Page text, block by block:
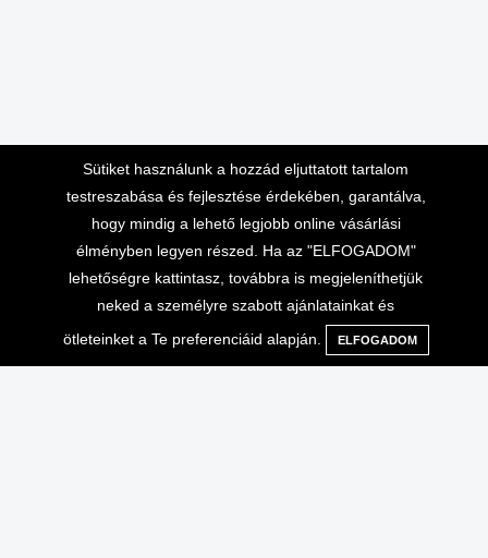
Menü Kategóriák Keresés
Lépj velünk kapcsolatba
Telefonos ügyfélszolgálat 10-
16 óráig
Vásárlási információk
Adatvédelem
Sütiket használunk a hozzád eljuttatott tartalom
testreszabása és fejlesztése érdekében, garantálva,
hogy mindig a lehető legjobb online vásárlási
élményben legyen részed. Ha az "ELFOGADOM"
lehetőségre kattintasz, továbbra is megjeleníthetjük
neked a személyre szabott ajánlatainkat és
ötleteinket a Te preferenciáid alapján.
ELFOGADOM